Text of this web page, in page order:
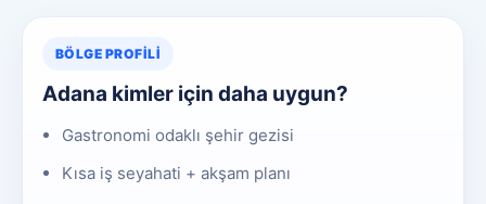
BÖLGE PROFILI
Adana kimler için daha uygun?
Gastronomi odaklı şehir gezisi
Kısa iş seyahati + akşam planı